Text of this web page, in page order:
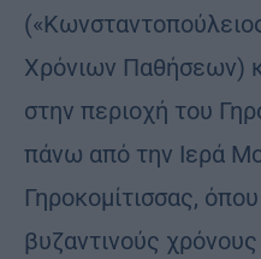
Χρόνιων Παθήσεων)
στην περιοχή του
πάνω από την Ιερά
Γηροκομίτισσας,
βυζαντινούς